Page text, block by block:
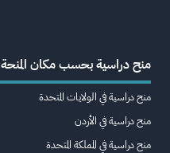
منح دراسية بحسب مكان المنحة
منح دراسية في الولايات المتحدة
منح دراسية في الأردن
منح دراسية في المملكة المتحدة